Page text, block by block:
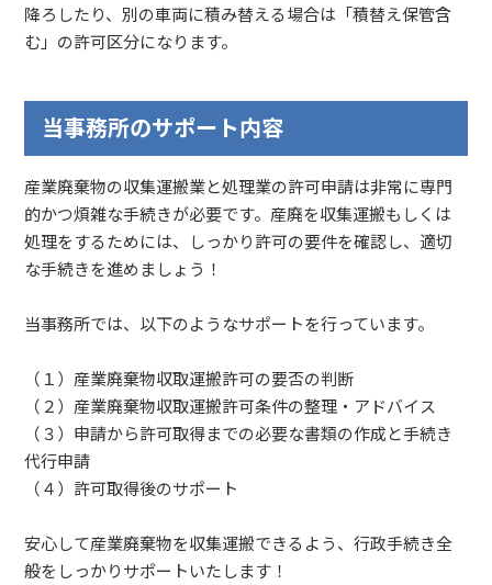
降ろしたり、別の車両に積み替える場合は「積替え保管含
む」の許可区分になります。
当事務所のサポート内容
産業廃棄物の収集運搬業と処理業の許可申請は非常に専門
的かつ煩雑な手続きが必要です。産廃を収集運搬もしくは
処理をするためには、しっかり許可の要件を確認し、適切
な手続きを進めましょう！
当事務所では、以下のようなサポートを行っています。
（１）産業廃棄物収取運搬許可の要否の判断
（２）産業廃棄物収取運搬許可条件の整理・アドバイス
（３）申請から許可取得までの必要な書類の作成と手続き
代行申請
（４）許可取得後のサポート
安心して産業廃棄物を収集運搬できるよう、行政手続き全
般をしっかりサポートいたします！